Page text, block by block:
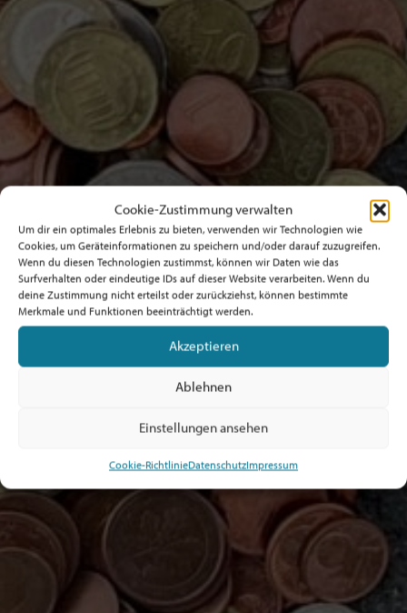
Cookie-Zustimmung verwalten
Um dir ein optimales Erlebnis zu bieten, verwenden wir Technologien wie
Cookies, um Geräteinformationen zu speichern und/oder darauf zuzugreifen.
Wenn du diesen Technologien zustimmst, können wir Daten wie das
Surfverhalten oder eindeutige IDs auf dieser Website verarbeiten. Wenn du
deine Zustimmung nicht erteilst oder zurückziehst, können bestimmte
Merkmale und Funktionen beeinträchtigt werden.
Akzeptieren
Ablehnen
Einstellungen ansehen
Cookie-RichtlinieDatenschutzImpressum